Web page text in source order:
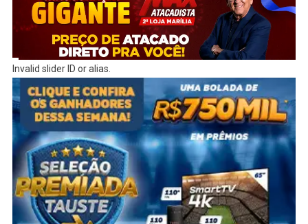
Invalid slider ID or alias.